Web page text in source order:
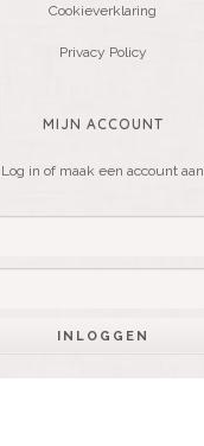
Cookieverklaring
Privacy Policy
MIJN ACCOUNT
Log in of maak een account aan
INLOGGEN